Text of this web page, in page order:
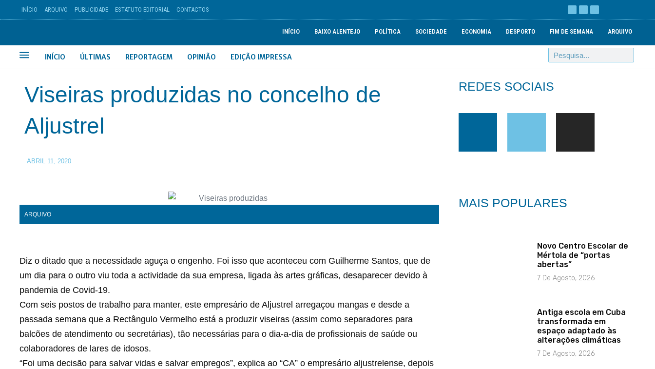
INÍCIO ARQUIVO PUBLICIDADE ESTATUTO EDITORIAL CONTACTOS
INÍCIO BAIXO ALENTEJO POLÍTICA SOCIEDADE ECONOMIA DESPORTO FIM DE SEMANA ARQUIVO
INÍCIO ÚLTIMAS REPORTAGEM OPINIÃO EDIÇÃO IMPRESSA
Viseiras produzidas no concelho de
Aljustrel
ABRIL 11, 2020
ARQUIVO
Diz o ditado que a necessidade aguça o engenho. Foi isso que aconteceu com Guilherme Santos, que de
um dia para o outro viu toda a actividade da sua empresa, ligada às artes gráficas, desaparecer devido à
pandemia de Covid-19.
Com seis postos de trabalho para manter, este empresário de Aljustrel arregaçou mangas e desde a
passada semana que a Rectângulo Vermelho está a produzir viseiras (assim como separadores para
balcões de atendimento ou secretárias), tão necessárias para o dia-a-dia de profissionais de saúde ou
colaboradores de lares de idosos.
“Foi uma decisão para salvar vidas e salvar empregos”, explica ao “CA” o empresário aljustrelense, depois
REDES SOCIAIS
MAIS POPULARES
Novo Centro Escolar de
Mértola de “portas
abertas”
7 De Agosto, 2026
Antiga escola em Cuba
transformada em
espaço adaptado às
alterações climáticas
7 De Agosto, 2026